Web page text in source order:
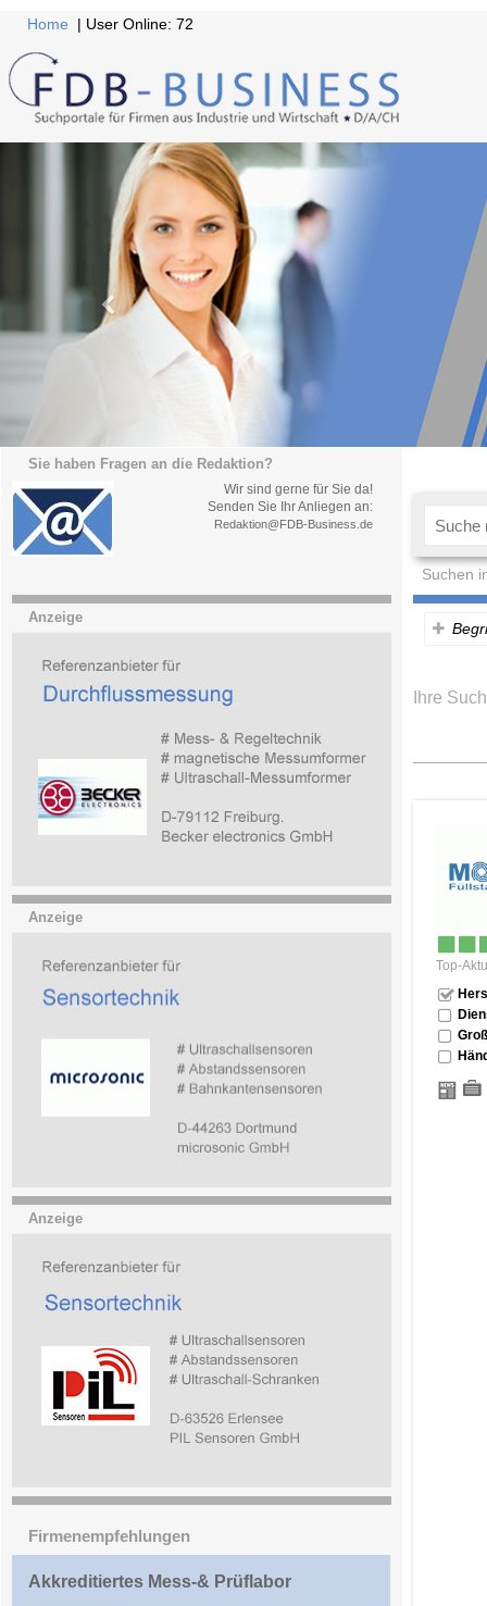
Home | User Online: 72
Sie haben Fragen an die Redaktion?
Wir sind gerne für Sie da!
Senden Sie Ihr Anliegen an:
Redaktion@FDB-Business.de
Suchen
Anzeige
Anzeige
Anzeige
Firmenempfehlungen
Akkreditiertes Mess-& Prüflabor
Ihre
Top-